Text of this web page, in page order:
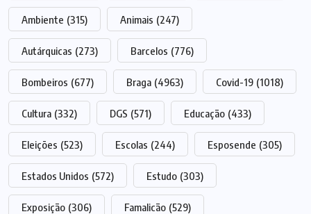
Ambiente (315) Animais (247)
Autárquicas (273) Barcelos (776)
Bombeiros (677) Braga (4963) Covid-19 (1018)
Cultura (332) DGS (571) Educação (433)
Eleições (523) Escolas (244) Esposende (305)
Estados Unidos (572) Estudo (303)
Exposição (306) Famalicão (529)